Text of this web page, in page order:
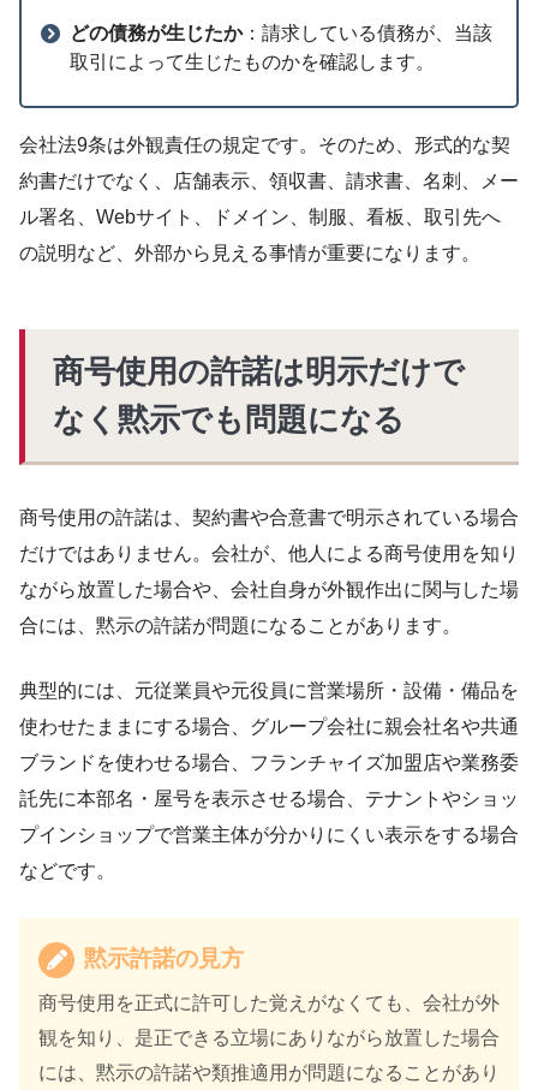
どの債務が生じたか：請求している債務が、当該
取引によって生じたものかを確認します。
会社法9条は外観責任の規定です。そのため、形式的な契
約書だけでなく、店舗表示、領収書、請求書、名刺、メー
ル署名、Webサイト、ドメイン、制服、看板、取引先へ
の説明など、外部から見える事情が重要になります。
商号使用の許諾は明示だけで
なく黙示でも問題になる
商号使用の許諾は、契約書や合意書で明示されている場合
だけではありません。会社が、他人による商号使用を知り
ながら放置した場合や、会社自身が外観作出に関与した場
合には、黙示の許諾が問題になることがあります。
典型的には、元従業員や元役員に営業場所・設備・備品を
使わせたままにする場合、グループ会社に親会社名や共通
ブランドを使わせる場合、フランチャイズ加盟店や業務委
託先に本部名・屋号を表示させる場合、テナントやショッ
プインショップで営業主体が分かりにくい表示をする場合
などです。
黙示許諾の見方
商号使用を正式に許可した覚えがなくても、会社が外
観を知り、是正できる立場にありながら放置した場合
には、黙示の許諾や類推適用が問題になることがあり